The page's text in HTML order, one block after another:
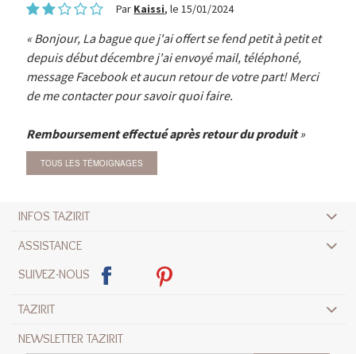
Par Kaissi, le 15/01/2024
Bonjour, La bague que j'ai offert se fend petit à petit et
depuis début décembre j'ai envoyé mail, téléphoné,
message Facebook et aucun retour de votre part! Merci
de me contacter pour savoir quoi faire.
Remboursement effectué après retour du produit
TOUS LES TÉMOIGNAGES
INFOS TAZIRIT
ASSISTANCE
SUIVEZ-NOUS
TAZIRIT
NEWSLETTER TAZIRIT